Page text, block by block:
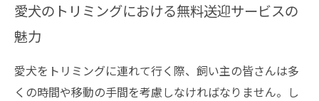
愛犬のトリミングにおける無料送迎サービスの
魅力
愛犬をトリミングに連れて行く際、飼い主の皆さんは多
くの時間や移動の手間を考慮しなければなりません。し